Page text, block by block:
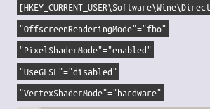
"OffscreenRenderingMode"="fbo"
"PixelShaderMode"="enabled"
"UseGLSL"="disabled"
"VertexShaderMode"="hardware"